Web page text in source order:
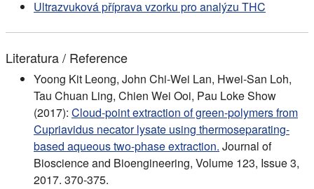
Ultrazvuková příprava vzorku pro analýzu THC
Literatura / Reference
Yoong Kit Leong, John Chi-Wei Lan, Hwei-San Loh,
Tau Chuan Ling, Chien Wei Ooi, Pau Loke Show
(2017): Cloud-point extraction of green-polymers from
Cupriavidus necator lysate using thermoseparating-
based aqueous two-phase extraction. Journal of
Bioscience and Bioengineering, Volume 123, Issue 3,
2017. 370-375.